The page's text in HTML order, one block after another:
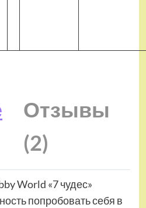
Отзывы
(2)
World «7 чудес»
попробовать себя в